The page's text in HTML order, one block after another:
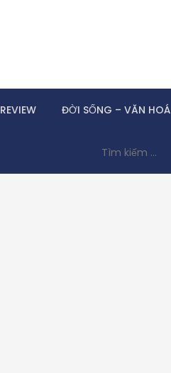
REVIEW ĐỜI SỐNG – VĂN HOÁ
kiếm
cho: